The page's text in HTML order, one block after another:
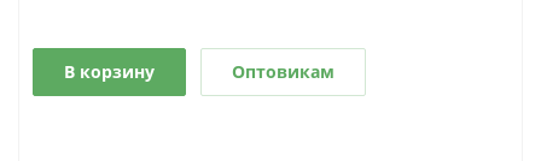
В корзину Оптовикам